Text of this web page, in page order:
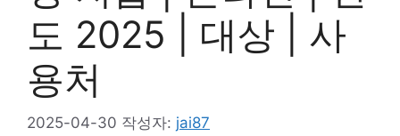
도 2025 | 대상 | 사
용처
2025-04-30 작성자: jai87